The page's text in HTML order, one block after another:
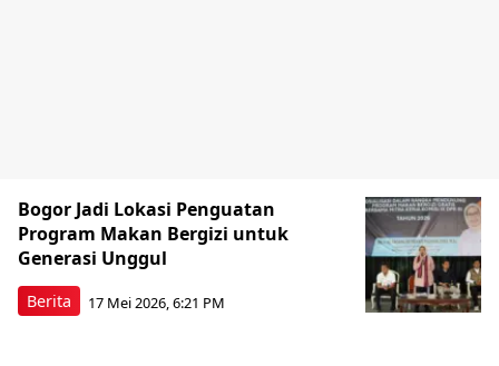
Berita
Bogor Jadi Lokasi Penguatan
Program Makan Bergizi untuk
Generasi Unggul
17 Mei 2026, 6:21 PM